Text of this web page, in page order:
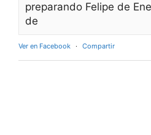
preparando Felipe de
de
Ver en Facebook · Compartir